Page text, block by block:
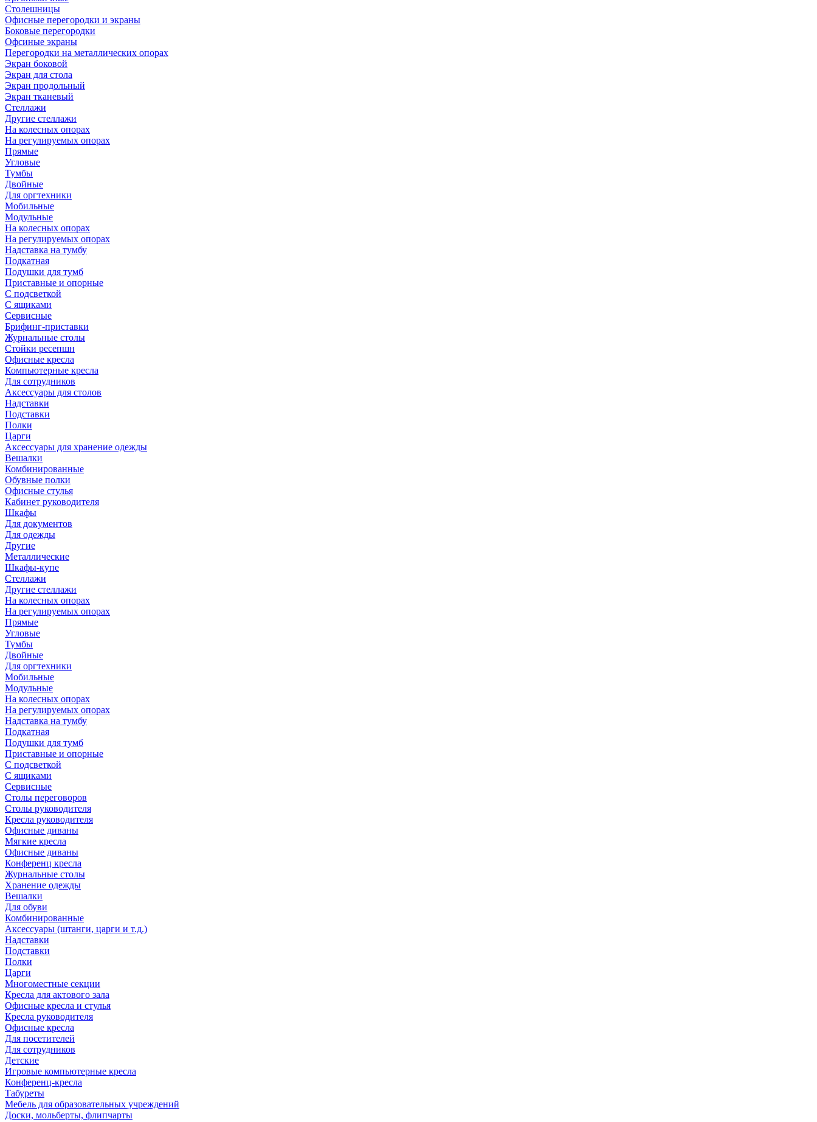
Столешницы
Офисные перегородки и экраны
Боковые перегородки
Офсиные экраны
Перегородки на металлических опорах
Экран боковой
Экран для стола
Экран продольный
Экран тканевый
Стеллажи
Другие стеллажи
На колесных опорах
На регулируемых опорах
Прямые
Угловые
Тумбы
Двойные
Для оргтехники
Мобильные
Модульные
На колесных опорах
На регулируемых опорах
Надставка на тумбу
Подкатная
Подушки для тумб
Приставные и опорные
С подсветкой
С ящиками
Сервисные
Брифинг-приставки
Журнальные столы
Стойки ресепшн
Офисные кресла
Компьютерные кресла
Для сотрудников
Аксессуары для столов
Надставки
Подставки
Полки
Царги
Аксессуары для хранение одежды
Вешалки
Комбинированные
Обувные полки
Офисные стулья
Кабинет руководителя
Шкафы
Для документов
Для одежды
Другие
Металлические
Шкафы-купе
Стеллажи
Другие стеллажи
На колесных опорах
На регулируемых опорах
Прямые
Угловые
Тумбы
Двойные
Для оргтехники
Мобильные
Модульные
На колесных опорах
На регулируемых опорах
Надставка на тумбу
Подкатная
Подушки для тумб
Приставные и опорные
С подсветкой
С ящиками
Сервисные
Столы переговоров
Столы руководителя
Кресла руководителя
Офисные диваны
Мягкие кресла
Офисные диваны
Конференц кресла
Журнальные столы
Хранение одежды
Вешалки
Для обуви
Комбинированные
Аксессуары (штанги, царги и т.д.)
Надставки
Подставки
Полки
Царги
Многоместные секции
Кресла для актового зала
Офисные кресла и стулья
Кресла руководителя
Офисные кресла
Для посетителей
Для сотрудников
Детские
Игровые компьютерные кресла
Конференц-кресла
Табуреты
Мебель для образовательных учреждений
Доски, мольберты, флипчарты